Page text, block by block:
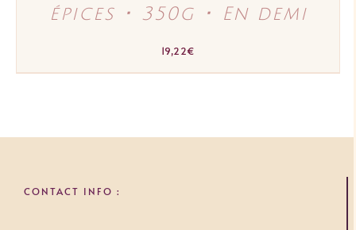
épices ･ 350g ･ En demi
19,22€
CONTACT INFO :